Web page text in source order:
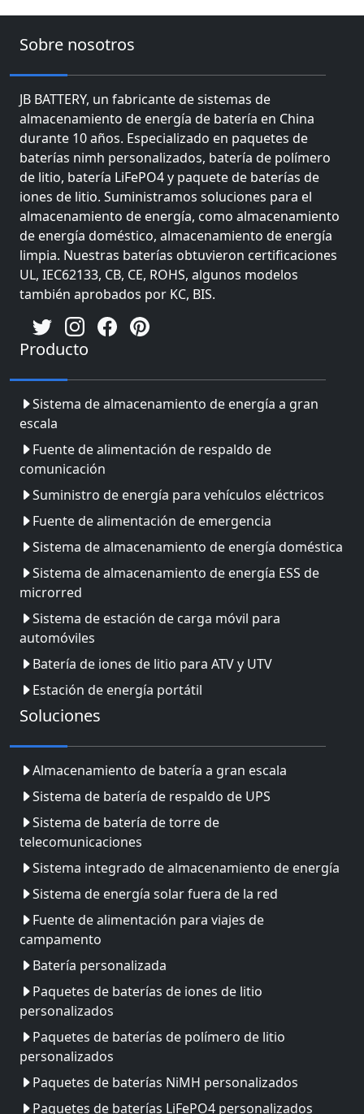
Sobre nosotros
JB BATTERY, un fabricante de sistemas de
almacenamiento de energía de batería en China
durante 10 años. Especializado en paquetes de
baterías nimh personalizados, batería de polímero
de litio, batería LiFePO4 y paquete de baterías de
iones de litio. Suministramos soluciones para el
almacenamiento de energía, como almacenamiento
de energía doméstico, almacenamiento de energía
limpia. Nuestras baterías obtuvieron certificaciones
UL, IEC62133, CB, CE, ROHS, algunos modelos
también aprobados por KC, BIS.
Producto
Sistema de almacenamiento de energía a gran
escala
Fuente de alimentación de respaldo de
comunicación
Suministro de energía para vehículos eléctricos
Fuente de alimentación de emergencia
Sistema de almacenamiento de energía doméstica
Sistema de almacenamiento de energía ESS de
microrred
Sistema de estación de carga móvil para
automóviles
Batería de iones de litio para ATV y UTV
Estación de energía portátil
Soluciones
Almacenamiento de batería a gran escala
Sistema de batería de respaldo de UPS
Sistema de batería de torre de
telecomunicaciones
Sistema integrado de almacenamiento de energía
Sistema de energía solar fuera de la red
Fuente de alimentación para viajes de
campamento
Batería personalizada
Paquetes de baterías de iones de litio
personalizados
Paquetes de baterías de polímero de litio
personalizados
Paquetes de baterías NiMH personalizados
Paquetes de baterías LiFePO4 personalizados